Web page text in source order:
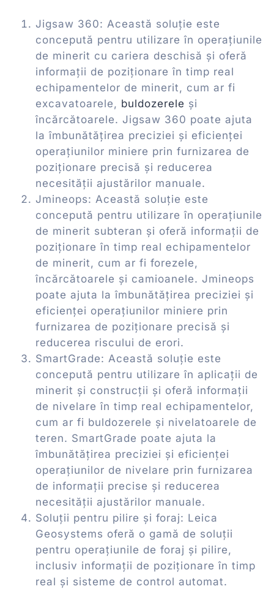
Jigsaw 360: Această soluție este
concepută pentru utilizare în operațiunile
de minerit cu cariera deschisă și oferă
informații de poziționare în timp real
echipamentelor de minerit, cum ar fi
excavatoarele, buldozerele și
încărcătoarele. Jigsaw 360 poate ajuta
la îmbunătățirea preciziei și eficienței
operațiunilor miniere prin furnizarea de
poziționare precisă și reducerea
necesității ajustărilor manuale.
Jmineops: Această soluție este
concepută pentru utilizare în operațiunile
de minerit subteran și oferă informații de
poziționare în timp real echipamentelor
de minerit, cum ar fi forezele,
încărcătoarele și camioanele. Jmineops
poate ajuta la îmbunătățirea preciziei și
eficienței operațiunilor miniere prin
furnizarea de poziționare precisă și
reducerea riscului de erori.
SmartGrade: Această soluție este
concepută pentru utilizare în aplicații de
minerit și construcții și oferă informații
de nivelare în timp real echipamentelor,
cum ar fi buldozerele și nivelatoarele de
teren. SmartGrade poate ajuta la
îmbunătățirea preciziei și eficienței
operațiunilor de nivelare prin furnizarea
de informații precise și reducerea
necesității ajustărilor manuale.
Soluții pentru pilire și foraj: Leica
Geosystems oferă o gamă de soluții
pentru operațiunile de foraj și pilire,
inclusiv informații de poziționare în timp
real și sisteme de control automat.